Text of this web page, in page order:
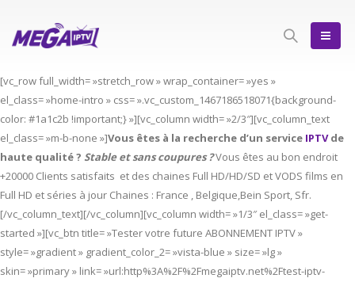
[vc_row full_width= »stretch_row » wrap_container= »yes »
el_class= »home-intro » css= ».vc_custom_1467186518071{background-
color: #1a1c2b !important;} »][vc_column width= »2/3″][vc_column_text
el_class= »m-b-none »]Vous êtes à la recherche d’un service IPTVde
haute qualité ? Stable et sans coupures ?Vous êtes au bon endroit
+20000 Clients satisfaits et des chaines Full HD/HD/SD et VODS films en
Full HD et séries à jour Chaines : France , Belgique,Bein Sport, Sfr.
[/vc_column_text][/vc_column][vc_column width= »1/3″ el_class= »get-
started »][vc_btn title= »Tester votre future ABONNEMENT IPTV »
style= »gradient » gradient_color_2= »vista-blue » size= »lg »
skin= »primary » link= »url:http%3A%2F%2Fmegaiptv.net%2Ftest-iptv-